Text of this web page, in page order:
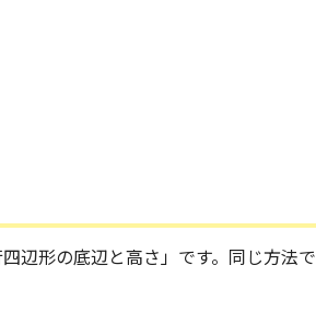
辺形の底辺と高さ」です。同じ方法で